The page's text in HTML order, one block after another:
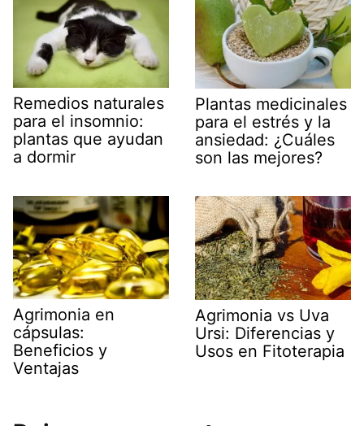
Remedios naturales
para el insomnio:
plantas que ayudan
a dormir
Plantas medicinales
para el estrés y la
ansiedad: ¿Cuáles
son las mejores?
Agrimonia en
cápsulas:
Beneficios y
Ventajas
Agrimonia vs Uva
Ursi: Diferencias y
Usos en Fitoterapia